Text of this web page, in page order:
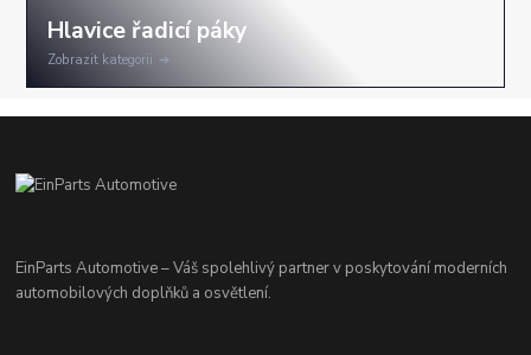
Zobrazit kategorii
EinParts Automotive – Váš spolehlivý partner v poskytování moderních
automobilových doplňků a osvětlení.